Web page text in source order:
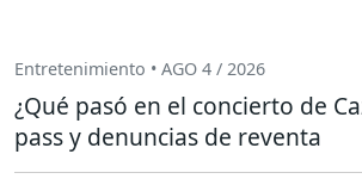
Entretenimiento • AGO 4 / 2026
¿Qué pasó en el concierto de
pass y denuncias de reventa